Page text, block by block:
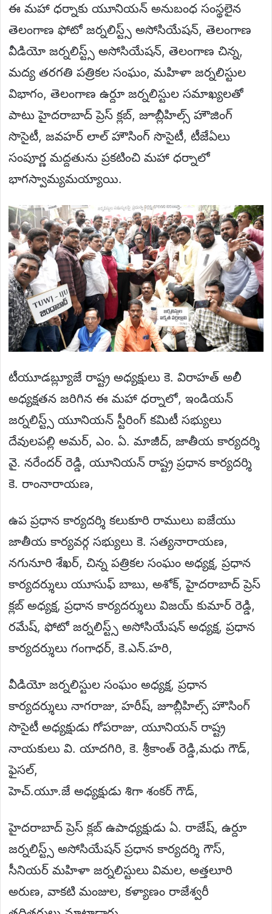
ఈ మహా ధర్నాకు యూనియన్ అనుబంధ సంస్థలైన
తెలంగాణ ఫోటో జర్నలిస్ట్స్ అసోసియేషన్, తెలంగాణ
వీడియో జర్నలిస్ట్స్ అసోసియేషన్, తెలంగాణ చిన్న,
మద్య తరగతి పత్రికల సంఘం, మహిళా జర్నలిస్టుల
విభాగం, తెలంగాణ ఉర్దూ జర్నలిస్టుల సమాఖ్యలతో
పాటు హైదరాబాద్ ప్రెస్ క్లబ్, జూబ్లీహిల్స్ హౌజింగ్
సొసైటీ, జవహర్ లాల్ హౌసింగ్ సొసైటీ, టీజేఏలు
సంపూర్ణ మద్దతును ప్రకటించి మహా ధర్నాలో
భాగస్వామ్యమయ్యాయి.
టీయూడబ్ల్యూజే రాష్ట్ర అధ్యక్షులు కె. విరాహత్ అలీ
అధ్యక్షతన జరిగిన ఈ మహా ధర్నాలో, ఇండియన్
జర్నలిస్ట్స్ యూనియన్ స్టీరింగ్ కమిటీ సభ్యులు
దేవులపల్లి అమర్, ఎం. ఏ. మాజీద్, జాతీయ కార్యదర్శి
వై. నరేందర్ రెడ్డి, యూనియన్ రాష్ట్ర ప్రధాన కార్యదర్శి
కె. రాంనారాయణ,
ఉప ప్రధాన కార్యదర్శి కలుకూరి రాములు ఐజేయు
జాతీయ కార్యవర్గ సభ్యులు కె. సత్యనారాయణ,
నగునూరి శేఖర్, చిన్న పత్రికల సంఘం అధ్యక్ష, ప్రధాన
కార్యదర్శులు యూసుఫ్ బాబు, అశోక్, హైదరాబాద్ ప్రెస్
క్లబ్ అధ్యక్ష, ప్రధాన కార్యదర్శులు విజయ్ కుమార్ రెడ్డి,
రమేష్, ఫోటో జర్నలిస్ట్స్ అసోసియేషన్ అధ్యక్ష, ప్రధాన
కార్యదర్శులు గంగాధర్, కె.ఎన్.హరి,
వీడియో జర్నలిస్టుల సంఘం అధ్యక్ష, ప్రధాన
కార్యదర్శులు నాగరాజు, హరీష్, జూబ్లీహిల్స్ హౌసింగ్
సొసైటీ అధ్యక్షుడు గోపరాజు, యూనియన్ రాష్ట్ర
నాయకులు వి. యాదగిరి, కె. శ్రీకాంత్ రెడ్డి,మధు గౌడ్,
ఫైసల్,
హెచ్.యూ.జే అధ్యక్షుడు శిగా శంకర్ గౌడ్,
హైదరాబాద్ ప్రెస్ క్లబ్ ఉపాధ్యక్షుడు ఏ. రాజేష్, ఉర్దూ
జర్నలిస్ట్స్ అసోసియేషన్ ప్రధాన కార్యదర్శి గౌస్,
సీనియర్ మహిళా జర్నలిస్టులు విమల, అత్తలూరి
అరుణ, వాకటి మంజుల, కళ్యాణం రాజేశ్వరీ